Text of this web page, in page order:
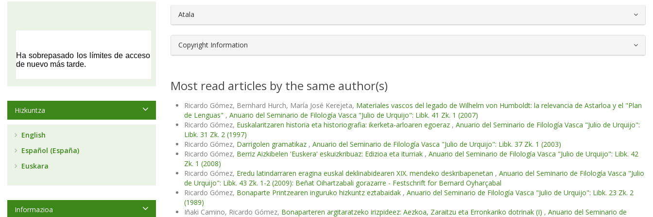
Atala
Copyright Information
Most read articles by the same author(s)
Ricardo Gómez, Bernhard Hurch, María José Kerejeta, Materiales vascos del legado de Wilhelm von Humboldt: la relevancia de Astarloa y el "Plan
de Lenguas" , Anuario del Seminario de Filología Vasca "Julio de Urquijo": Libk. 41 Zk. 1 (2007)
Ricardo Gómez, Euskalaritzaren historia eta historiografia: ikerketa-arloaren egoeraz , Anuario del Seminario de Filología Vasca "Julio de Urquijo":
Libk. 31 Zk. 2 (1997)
Ricardo Gómez, Darrigolen gramatikaz , Anuario del Seminario de Filología Vasca "Julio de Urquijo": Libk. 37 Zk. 1 (2003)
Ricardo Gómez, Berriz Aizkibelen 'Euskera' eskuizkribuaz: Edizioa eta iturriak , Anuario del Seminario de Filología Vasca "Julio de Urquijo": Libk. 42
Zk. 1 (2008)
Ricardo Gómez, Eredu latindarraren eragina euskal deklinabidearen XIX. mendeko deskribapenetan , Anuario del Seminario de Filología Vasca "Julio
de Urquijo": Libk. 43 Zk. 1-2 (2009): Beñat Oihartzabali gorazarre - Festschrift for Bernard Oyharçabal
Ricardo Gómez, Bonaparte Printzearen inguruko hizkuntz eztabaidak , Anuario del Seminario de Filología Vasca "Julio de Urquijo": Libk. 23 Zk. 2
(1989)
Iñaki Camino, Ricardo Gómez, Bonaparteren argitaratzeko irizpideez: Aezkoa, Zaraitzu eta Erronkariko dotrinak (I) , Anuario del Seminario de
Hizkuntza
English
Español (España)
Euskara
Informazioa